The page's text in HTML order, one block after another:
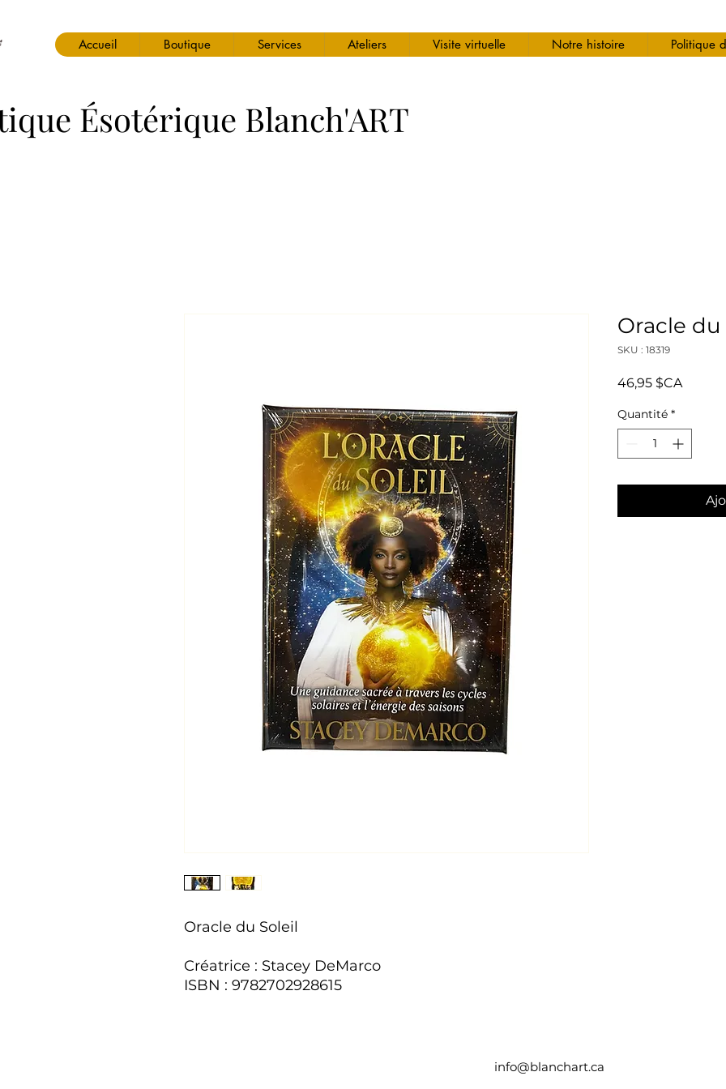
Accueil Boutique Services Ateliers Visite virtuelle Notre histoire Politique
Ésotérique Blanch'ART
Oracle du Soleil
Créatrice : Stacey DeMarco
ISBN : 9782702928615
Oracle du
SKU : 18319
46,95 $CAPrix
Quantité *
info@blanchart.ca